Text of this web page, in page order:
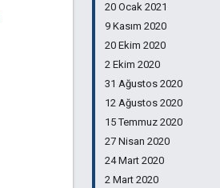
20 Ocak 2021
9 Kasım 2020
20 Ekim 2020
2 Ekim 2020
31 Ağustos 2020
12 Ağustos 2020
15 Temmuz 2020
27 Nisan 2020
24 Mart 2020
2 Mart 2020